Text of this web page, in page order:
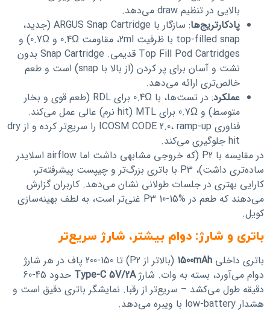
بالایی در تنظیم draw می‌دهد.
پادکارتریج‌ها
: سازگار با ARGUS Snap Cartridge (جدید،
top-filled snap با ظرفیت 2ml، مقاومت 0.4Ω و 0.7Ω) و
Top Fill Pod Cartridges قدیمی. Snap Cartridge بدون
نشت و آسان برای پر کردن (از بالا با snap) است و طعم
خالص‌تری ارائه می‌دهد.
عملکرد
: در تست‌ها، با 0.4Ω برای RDL (طعم قوی و بخار
متوسط) و 0.7Ω برای MTL (hit نرم) عالی عمل می‌کند.
فناوری ICOSM CODE 2.0، ramp-up را سریع‌تر کرده و از dry
hit جلوگیری می‌کند.
در مقایسه با P2 (که خروجی مشابهی داشت اما airflow اسلایدر
ساده‌تری داشت)، P3 با باتری بزرگ‌تر و چیپست پیشرفته‌تر،
کارایی بهتری در جلسات طولانی نشان می‌دهد. کاربران گزارش
می‌دهند که طعم در P3 10-15% غنی‌تر است، به لطف بهینه‌سازی
کویل.
باتری و شارژ: دوام بیشتر، شارژ سریع‌تر
باتری داخلی 1500mAh
(بالاتر از P2) تا 150-200 پاف در هر شارژ
دوام می‌آورد، بسته به وات. شارژType-C 5V/2A
حدود 45-60
دقیقه طول می‌کشد – سریع‌تر از رقبا. نمایشگر باتری دقیق است و
هشدار low-battery با ویبره می‌دهد.